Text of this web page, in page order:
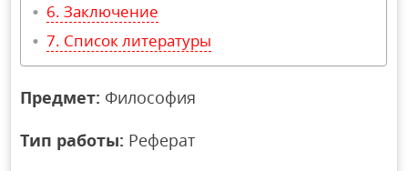
Заключение
Список литературы
Предмет: Философия
Тип работы: Реферат